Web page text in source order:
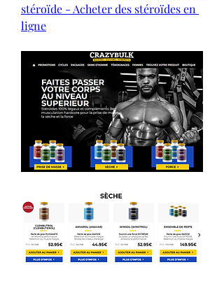
stéroïde - Acheter des stéroïdes en
ligne